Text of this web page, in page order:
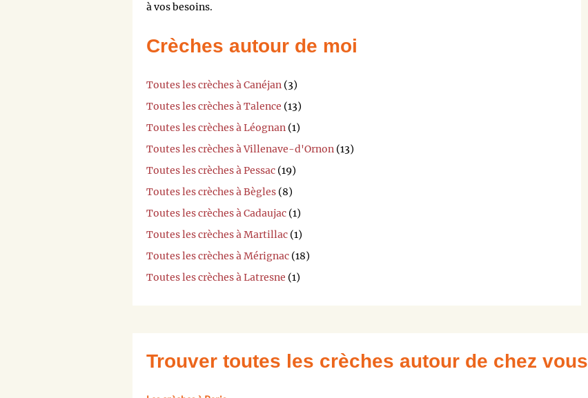
à vos besoins.
Crèches autour de moi
Toutes les crèches à Canéjan (3)
Toutes les crèches à Talence (13)
Toutes les crèches à Léognan (1)
Toutes les crèches à Villenave-d'Ornon (13)
Toutes les crèches à Pessac (19)
Toutes les crèches à Bègles (8)
Toutes les crèches à Cadaujac (1)
Toutes les crèches à Martillac (1)
Toutes les crèches à Mérignac (18)
Toutes les crèches à Latresne (1)
Trouver toutes les crèches autour de chez vous